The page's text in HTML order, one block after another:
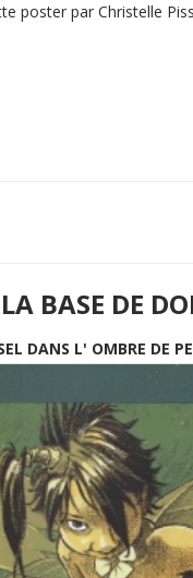
poster par Christelle
BASE DE
DANS L' OMBRE DE